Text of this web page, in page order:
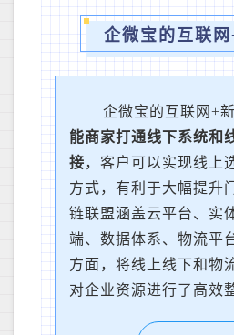
企微宝的互联
企微宝的互联网+
能商家打通线下系统和
接，客户可以实现线上
方式，有利于大幅提升
链联盟涵盖云平台、实
端、数据体系、物流平
方面，将线上线下和物
对企业资源进行了高效